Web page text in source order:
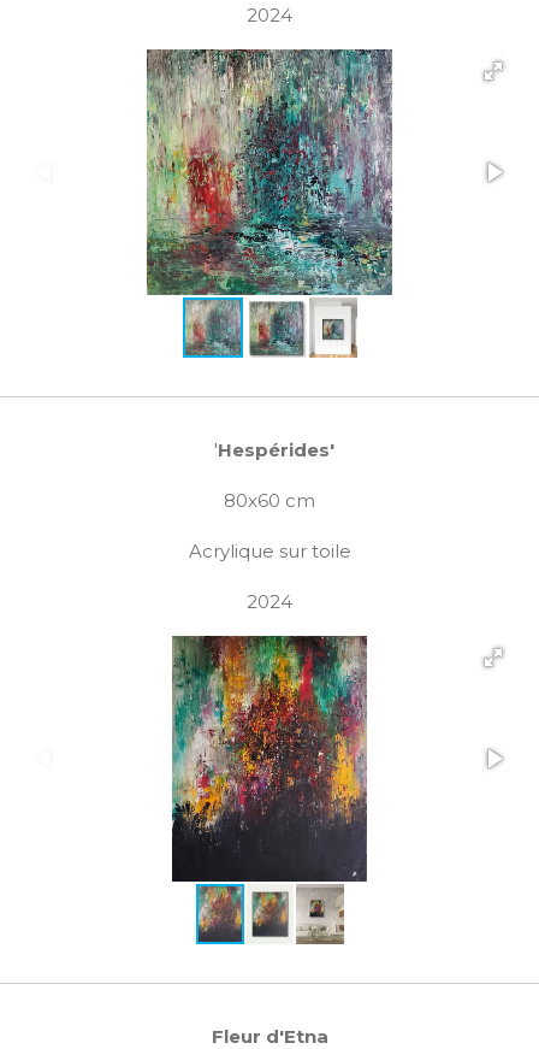
2024
'Hespérides'
80x60 cm
Acrylique sur toile
2024
Fleur d'Etna